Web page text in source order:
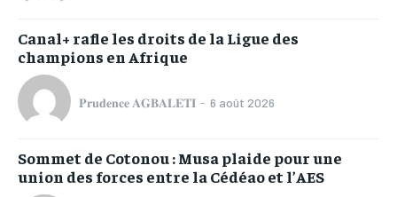
Canal+ rafle les droits de la Ligue des
champions en Afrique
𝐏𝐫𝐮𝐝𝐞𝐧𝐜𝐞 𝐀𝐆𝐁𝐀𝐋𝐄𝐓𝐈 - 6 août 2026
Sommet de Cotonou : Musa plaide pour une
union des forces entre la Cédéao et l’AES